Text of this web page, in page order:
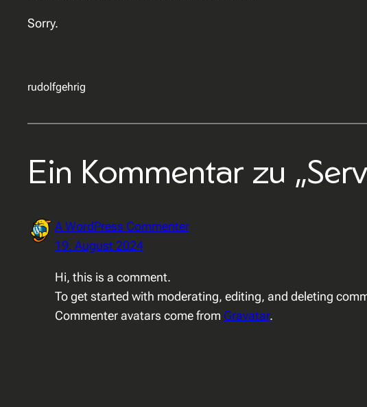
Sorry.
rudolfgehrig
Ein Kommentar zu
A WordPress Commenter
19. August 2024
Hi, this is a comment.
To get started with moderating, editing, and deleting
Commenter avatars come from Gravatar.